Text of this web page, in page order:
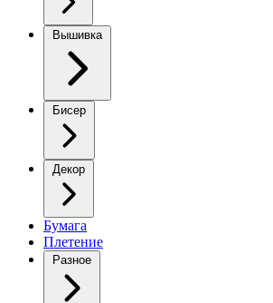
Вышивка
Бисер
Декор
Бумага
Плетение
Разное